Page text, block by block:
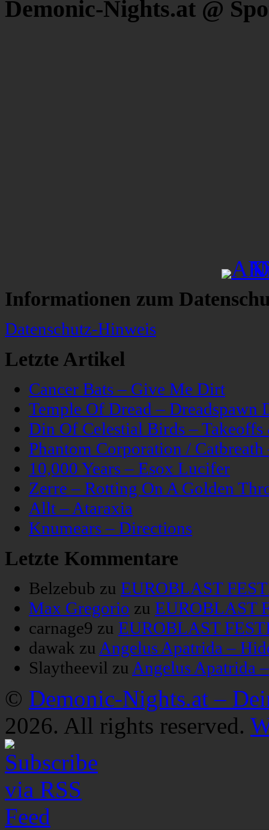
Demonic-Nights.at @
Informationen zum
Datenschutz-Hinweis
Letzte Artikel
Cancer Bats – Give Me Dirt
Temple Of Dread – Dreadspawn
Din Of Celestial Birds –
Phantom Corporation /
10,000 Years – Esox Lucifer
Zerre – Rotting On A Golden
Allt – Ataraxia
Knumears – Directions
Letzte Kommentare
Belzebub zu EUROBLAST
Max Gregorio zu EUROBLAST
carnage9 zu EUROBLAST
dawak zu Angelus Apatrida –
Slaytheevil zu Angelus Apatrida
© Demonic-Nights.at –
2026. All rights reserved.